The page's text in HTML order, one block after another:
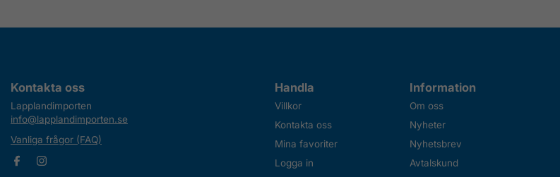
Kontakta oss
Lapplandimporten
info@lapplandimporten.se
Vanliga frågor (FAQ)
Handla
Villkor
Kontakta oss
Mina favoriter
Logga in
Information
Om oss
Nyheter
Nyhetsbrev
Avtalskund